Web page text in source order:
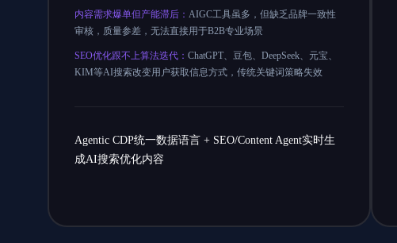
内容需求爆单但产能滞后： AIGC工具虽多，但缺乏品牌一致性
审核，质量参差，无法直接用于B2B专业场景
SEO优化跟不上算法迭代： ChatGPT、豆包、DeepSeek、元宝、
KIM等AI搜索改变用户获取信息方式，传统关键词策略失效
Agentic CDP统一数据语言 + SEO/Content Agent实时生
成AI搜索优化内容